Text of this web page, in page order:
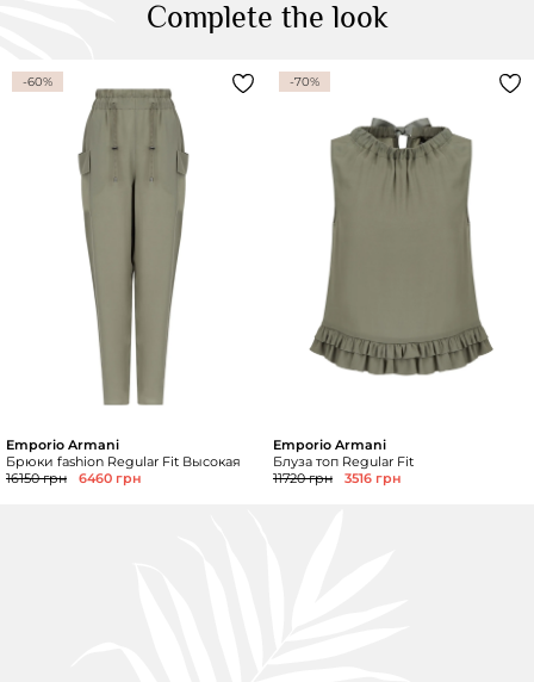
Complete the look
-60%
Emporio Armani
Брюки fashion Regular Fit Высокая
16150 грн
6460 грн
-70%
Emporio Armani
Блуза топ Regular Fit
11720 грн
3516 грн